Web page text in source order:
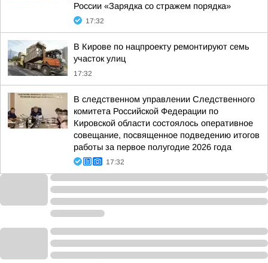
России «Зарядка со стражем порядка»
17:32
В Кирове по нацпроекту ремонтируют семь
участок улиц
17:32
В следственном управлении Следственного
комитета Российской Федерации по
Кировской области состоялось оперативное
совещание, посвященное подведению итогов
работы за первое полугодие 2026 года
17:32